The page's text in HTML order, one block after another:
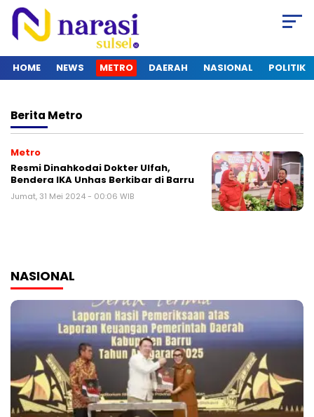
HOME NEWS METRO DAERAH NASIONAL POLITIK
Berita Metro
Metro
Resmi Dinahkodai Dokter Ulfah,
Bendera IKA Unhas Berkibar di Barru
Jumat, 31 Mei 2024 - 00:06 WIB
NASIONAL